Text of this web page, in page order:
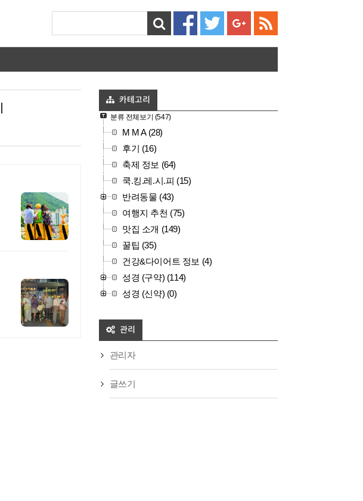
카테고리
분류 전체보기 (547)
M M A(28)
후기 (16)
축제 정보 (64)
쿡.킹.레.시.피 (15)
반려동물 (43)
여행지 추천 (75)
맛집 소개 (149)
꿀팁 (35)
건강&다이어트 정보 (4)
성경 (구약) (114)
성경 (신약) (0)
관리
관리자
글쓰기